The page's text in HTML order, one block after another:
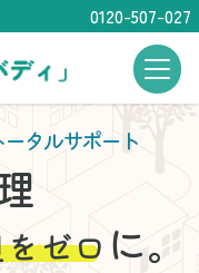
0120-507-027
タルサポート
ゼロ に。